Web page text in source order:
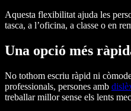
Aquesta flexibilitat ajuda les
tasca, a l’oficina, a classe o en
Una opció més
No tothom escriu ràpid ni
professionals, persones amb
treballar millor sense els lents